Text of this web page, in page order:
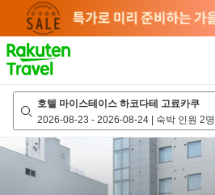
page
호텔 마이스테이스 하코다테 고료카쿠
2026-08-23 - 2026-08-24 | 숙박 인원 2명